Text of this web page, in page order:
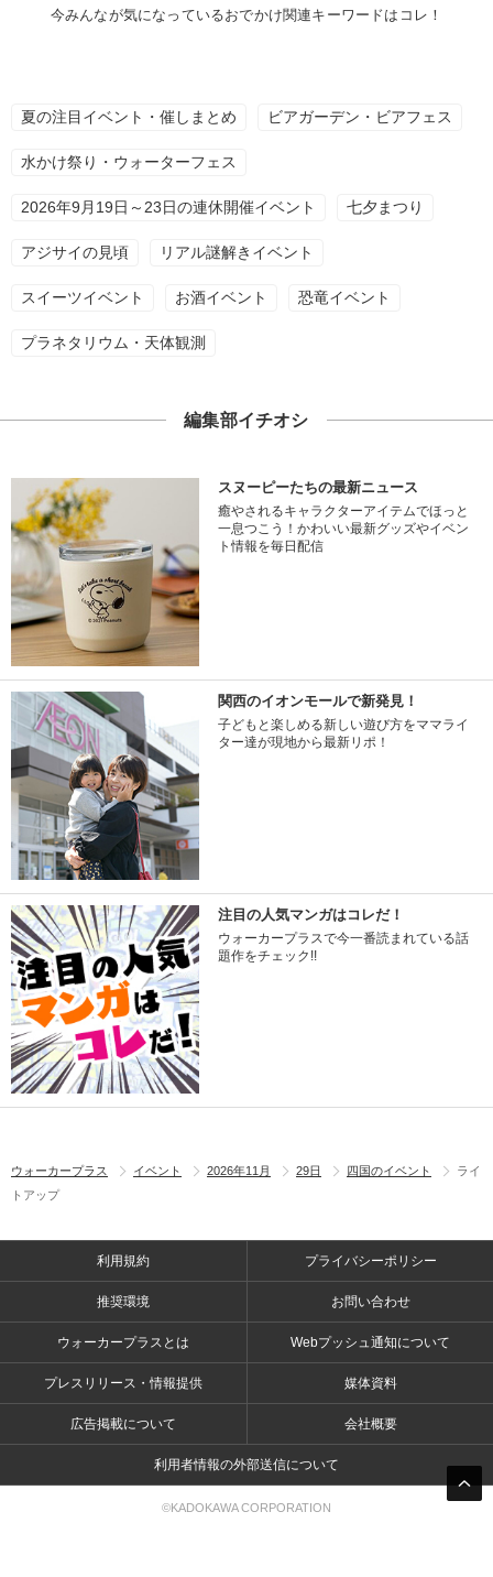
今みんなが気になっているおでかけ関連キーワードはコレ！
夏の注目イベント・催しまとめ ビアガーデン・ビアフェス
水かけ祭り・ウォーターフェス
2026年9月19日～23日の連休開催イベント 七夕まつり
アジサイの見頃 リアル謎解きイベント
スイーツイベント お酒イベント 恐竜イベント
プラネタリウム・天体観測
編集部イチオシ
スヌーピーたちの最新ニュース
癒やされるキャラクターアイテムでほっと
一息つこう！かわいい最新グッズやイベン
ト情報を毎日配信
関西のイオンモールで新発見！
子どもと楽しめる新しい遊び方をママライ
ター達が現地から最新リポ！
注目の人気マンガはコレだ！
ウォーカープラスで今一番読まれている話
題作をチェック!!
ウォーカープラス イベント 2026年11月 29日 四国のイベント
ライ
トアップ
利用規約 プライバシーポリシー
推奨環境 お問い合わせ
ウォーカープラスとは Webプッシュ通知について
プレスリリース・情報提供 媒体資料
広告掲載について 会社概要
利用者情報の外部送信について
©KADOKAWA CORPORATION